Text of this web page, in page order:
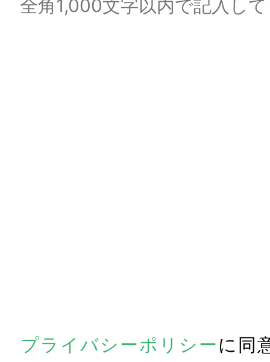
プライバシーポリシーに同